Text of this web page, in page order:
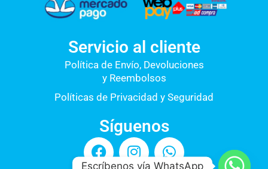
Servicio al cliente
Política de Envío, Devoluciones
y Reembolsos
Políticas de Privacidad y Seguridad
Síguenos
F
a
I
n
W
h
Escríbenos vía WhatsApp